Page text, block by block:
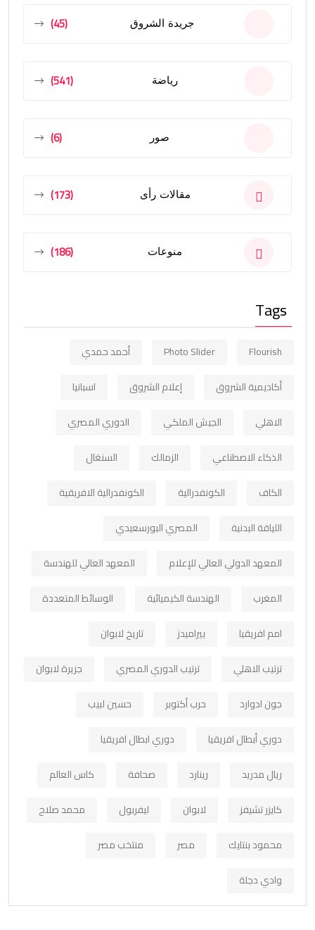
جريدة الشروق (45)
رياضة (541)
صور (6)
مقالات رأى (173)
منوعات (186)
Tags
Flourish
Photo Slider
أحمد حمدي
أكاديمية الشروق
إعلام الشروق
اسبانيا
الاهلي
الجيش الملكي
الدوري المصري
الذكاء الاصطناعي
الزمالك
السنغال
الكاف
الكونفدرالية
الكونفدرالية الافريقية
اللياقة البدنية
المصري البورسعيدي
المعهد الدولي العالي للإعلام
المعهد العالي للهندسة
المغرب
الهندسة الكيميائية
الوسائط المتعددة
امم افريقيا
بيراميدز
تاريخ لابوان
ترتيب الاهلي
ترتيب الدوري المصري
جزيرة لابوان
جون ادوارد
حرب أكتوبر
حسين لبيب
دوري أبطال افريقيا
دوري ابطال افريقيا
ريال مدريد
رينارد صحافة
كاس العالم
كايزر تشيفز
لابوان ليفربول
محمد صلاح
محمود بنتايك
مصر
منتخب مصر
وادي دجلة